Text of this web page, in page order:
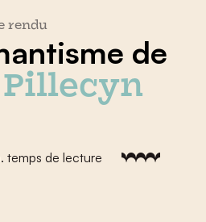
rendu
de
temps de lecture